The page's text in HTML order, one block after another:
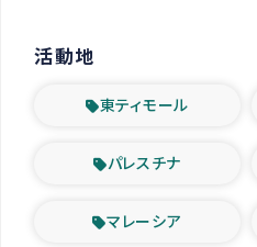
活動地
東ティモール
パレスチナ
マレーシア